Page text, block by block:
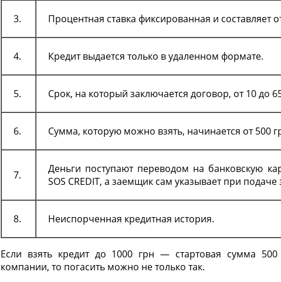
3. Процентная ставка фиксированная и составляет
4. Кредит выдается только в удаленном формате.
5. Срок, на который заключается договор, от 10 до
6. Сумма, которую можно взять, начинается от 500
7.
Деньги поступают переводом на банковскую
SOS CREDIT, а заемщик сам указывает при
8. Неиспорченная кредитная история.
Если взятькредит до 1000 грн — стартовая сумма
компании, то погасить можно не только так.